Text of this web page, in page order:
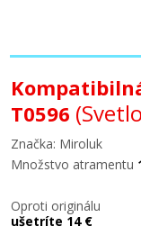
T0596
Značka: Miroluk
Množstvo atramentu
Oproti originálu
ušetríte 14 €